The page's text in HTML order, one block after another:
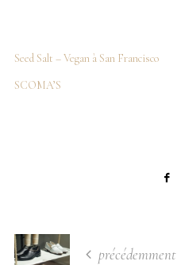
Seed Salt – Vegan à San Francisco
SCOMA’S
précédemment